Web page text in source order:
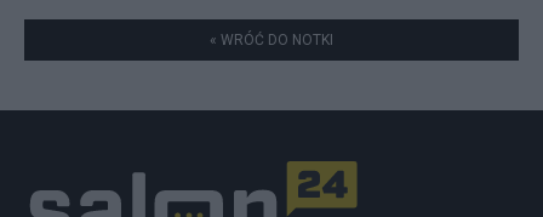
« WRÓĆ DO NOTKI